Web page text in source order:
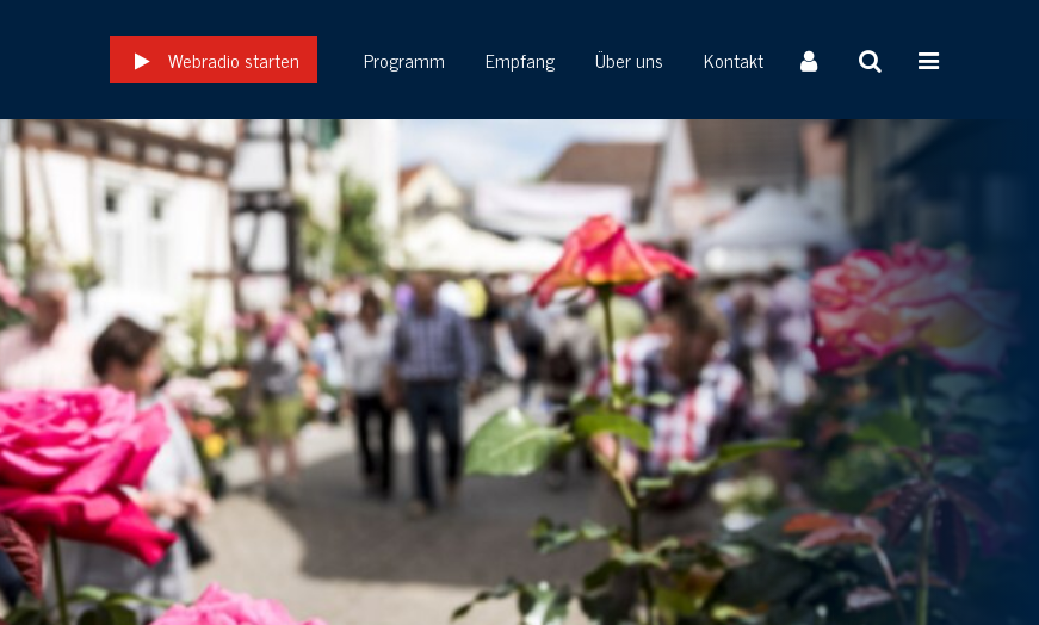
Webradio starten Programm Empfang Über uns Kontakt